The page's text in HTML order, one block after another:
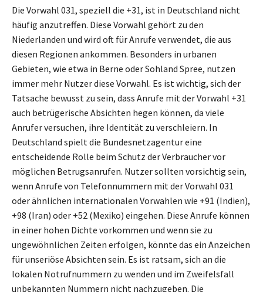
Die Vorwahl 031, speziell die +31, ist in Deutschland nicht
häufig anzutreffen. Diese Vorwahl gehört zu den
Niederlanden und wird oft für Anrufe verwendet, die aus
diesen Regionen ankommen. Besonders in urbanen
Gebieten, wie etwa in Berne oder Sohland Spree, nutzen
immer mehr Nutzer diese Vorwahl. Es ist wichtig, sich der
Tatsache bewusst zu sein, dass Anrufe mit der Vorwahl +31
auch betrügerische Absichten hegen können, da viele
Anrufer versuchen, ihre Identität zu verschleiern. In
Deutschland spielt die Bundesnetzagentur eine
entscheidende Rolle beim Schutz der Verbraucher vor
möglichen Betrugsanrufen. Nutzer sollten vorsichtig sein,
wenn Anrufe von Telefonnummern mit der Vorwahl 031
oder ähnlichen internationalen Vorwahlen wie +91 (Indien),
+98 (Iran) oder +52 (Mexiko) eingehen. Diese Anrufe können
in einer hohen Dichte vorkommen und wenn sie zu
ungewöhnlichen Zeiten erfolgen, könnte das ein Anzeichen
für unseriöse Absichten sein. Es ist ratsam, sich an die
lokalen Notrufnummern zu wenden und im Zweifelsfall
unbekannten Nummern nicht nachzugeben. Die